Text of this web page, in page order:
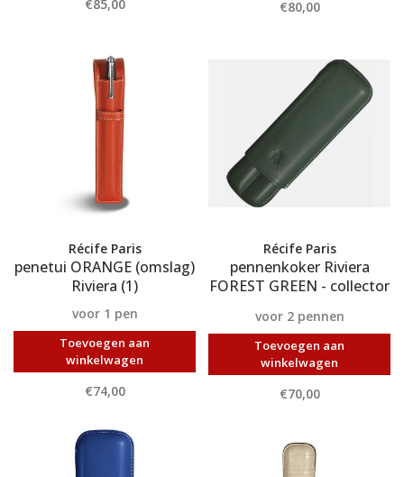
€85,00 €80,00
Récife Paris
penetui ORANGE (omslag)
Riviera (1)
voor 1 pen
Toevoegen aan
winkelwagen
€74,00
Récife Paris
pennenkoker Riviera
FOREST GREEN - collector
voor 2 pennen
Toevoegen aan
winkelwagen
€70,00